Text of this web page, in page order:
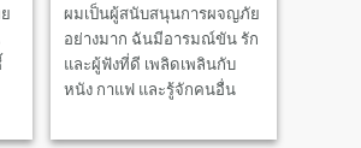
ผมเป็นผู้สนับสนุนการผจญภัย
อย่างมาก ฉันมีอารมณ์ขัน รัก
และผู้ฟังที่ดี เพลิดเพลินกับ
หนัง กาแฟ และรู้จักคนอื่น